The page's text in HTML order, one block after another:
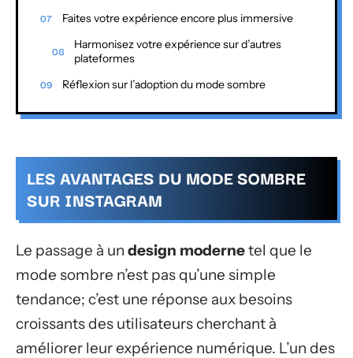
Faites votre expérience encore plus immersive
Harmonisez votre expérience sur d’autres
plateformes
Réflexion sur l’adoption du mode sombre
LES AVANTAGES DU MODE SOMBRE
SUR INSTAGRAM
Le passage à un design modernetel que le
mode sombre n’est pas qu’une simple
tendance; c’est une réponse aux besoins
croissants des utilisateurs cherchant à
améliorer leur expérience numérique. L’un des